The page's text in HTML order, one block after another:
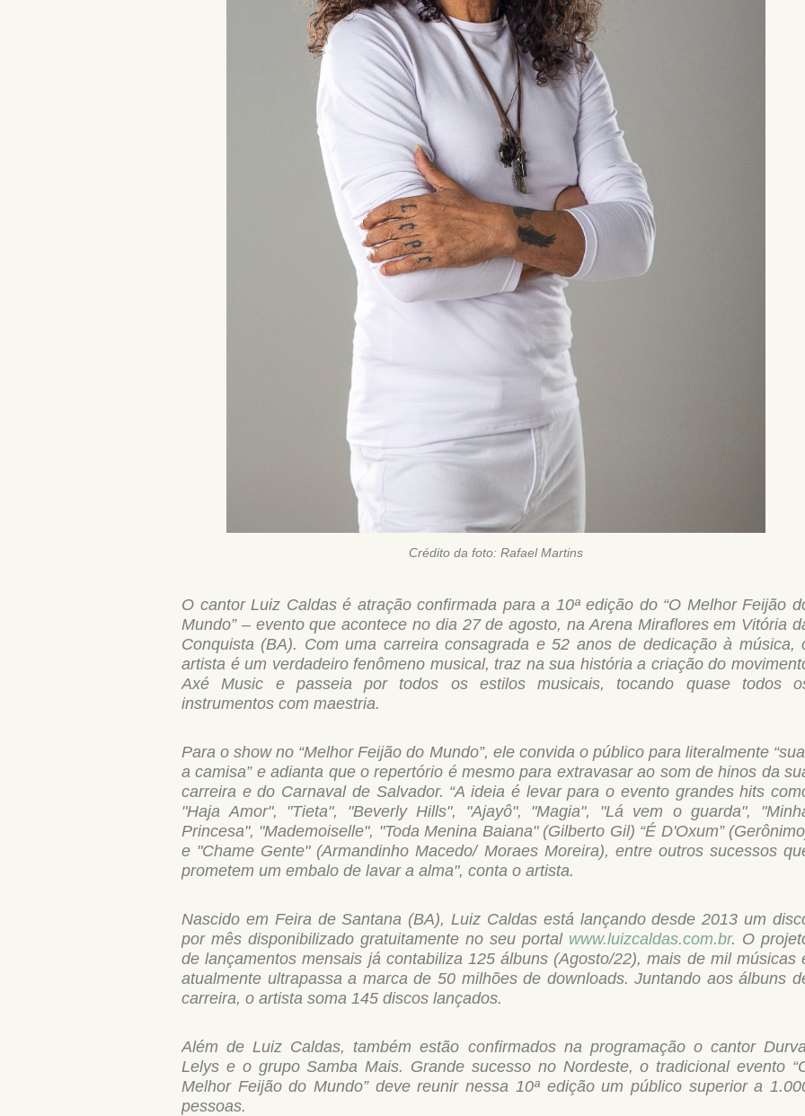
Crédito da foto: Rafael Martins
O cantor Luiz Caldas é atração confirmada para a 10ª edição do “O Melhor Feijão
Mundo” – evento que acontece no dia 27 de agosto, na Arena Miraflores em Vitória
Conquista (BA). Com uma carreira consagrada e 52 anos de dedicação à música,
artista é um verdadeiro fenômeno musical, traz na sua história a criação do
Axé Music e passeia por todos os estilos musicais, tocando quase todos
instrumentos com maestria.
Para o show no “Melhor Feijão do Mundo”, ele convida o público para literalmente
a camisa” e adianta que o repertório é mesmo para extravasar ao som de hinos da
carreira e do Carnaval de Salvador. “A ideia é levar para o evento grandes hits
"Haja Amor", "Tieta", "Beverly Hills", "Ajayô", "Magia", "Lá vem o guarda",
Princesa", "Mademoiselle", "Toda Menina Baiana" (Gilberto Gil) “É D'Oxum”
e "Chame Gente" (Armandinho Macedo/ Moraes Moreira), entre outros sucessos
prometem um embalo de lavar a alma", conta o artista.
Nascido em Feira de Santana (BA), Luiz Caldas está lançando desde 2013 um
por mês disponibilizado gratuitamente no seu portal www.luizcaldas.com.br. O
de lançamentos mensais já contabiliza 125 álbuns (Agosto/22), mais de mil músicas
atualmente ultrapassa a marca de 50 milhões de downloads. Juntando aos álbuns
carreira, o artista soma 145 discos lançados.
Além de Luiz Caldas, também estão confirmados na programação o cantor
Lelys e o grupo Samba Mais. Grande sucesso no Nordeste, o tradicional evento
Melhor Feijão do Mundo” deve reunir nessa 10ª edição um público superior a
pessoas.